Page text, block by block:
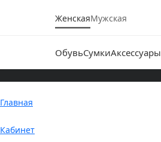
ЖенскаяМужская
ОбувьСумкиАксессуары
Главная
Кабинет